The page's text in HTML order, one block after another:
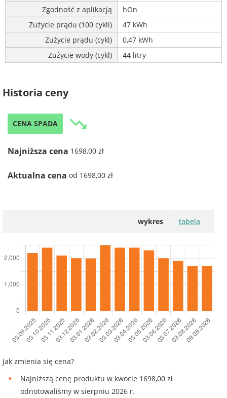
Zgodność z aplikacją
hOn
Zużycie prądu (100 cykli)
47 kWh
Zużycie prądu (cykl)
0,47 kWh
Zużycie wody (cykl)
44 litry
Historia ceny
CENA SPADA trending_down
Najniższa cena 1698,00 zł
Aktualna cena od 1698,00 zł
wykres tabela
Jak zmienia się cena?
Najniższą cenę produktu w kwocie 1698,00 zł
odnotowaliśmy w sierpniu 2026 r.